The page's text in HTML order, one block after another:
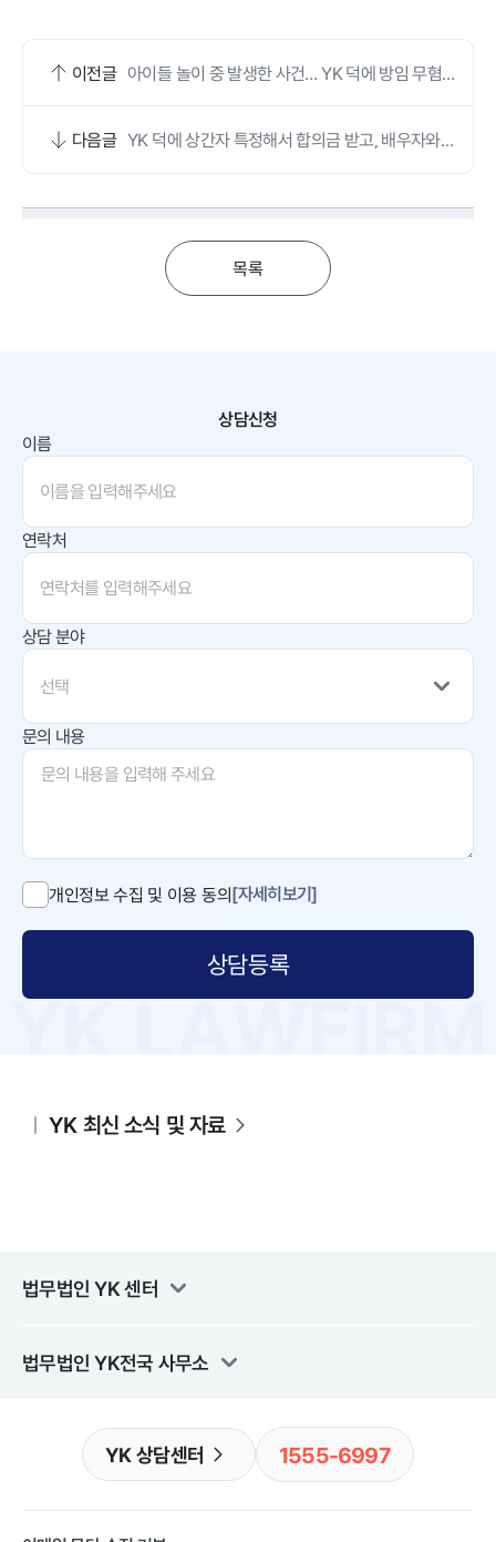
이전글 아이들 놀이 중 발생한 사건… YK 덕에 방임 무혐의
다음글 YK 덕에 상간자 특정해서 합의금 받고, 배우자와도
목록
상담신청
이름
연락처
상담 분야
선택
문의 내용
개인정보 수집 및 이용 동의[자세히보기]
상담등록
YK 최신 소식 및 자료
법무법인 YK센터
법무법인 YK전국 사무소
YK 상담센터 1555-6997